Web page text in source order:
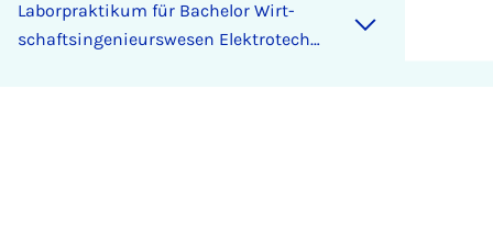
La­bor­prak­ti­kum für Ba­che­lor Wirt­
schaft­s­in­ge­ni­eurs­we­sen Elek­tro­tech­